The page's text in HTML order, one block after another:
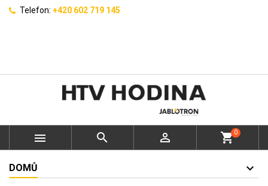
Telefon: +420 602 719 145
   shopping_cart0
DOMŮ